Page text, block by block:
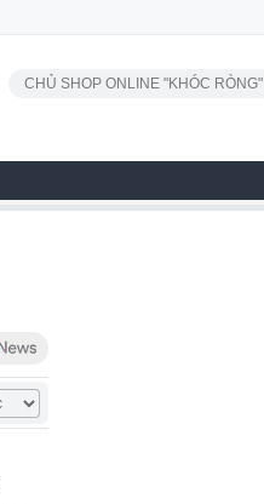
CHỦ SHOP ONLINE "KHÓC RÒNG"